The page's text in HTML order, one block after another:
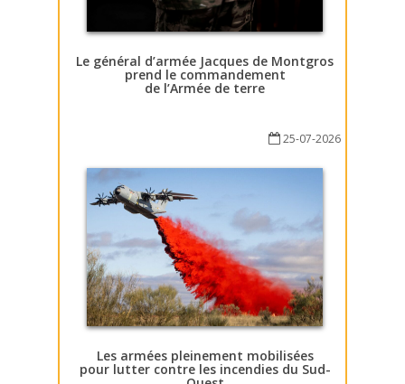
Le général d’armée Jacques de Montgros
prend le commandement
de l’Armée de terre
25-07-2026
Les armées pleinement mobilisées
pour lutter contre les incendies du Sud-